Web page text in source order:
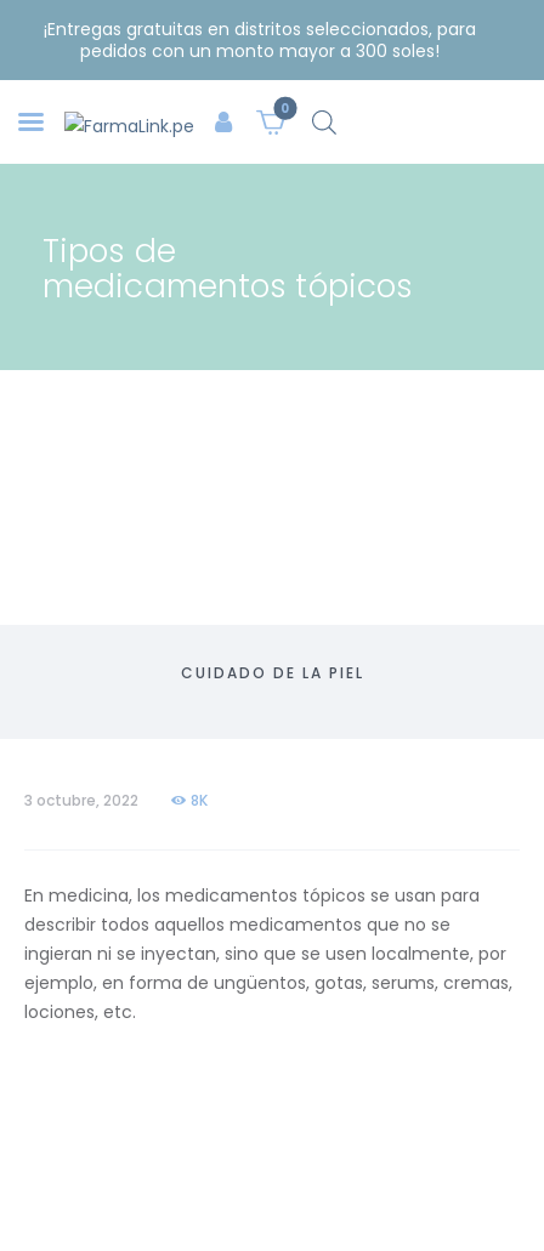
¡Entregas gratuitas en distritos seleccionados, para
pedidos con un monto mayor a 300 soles!
0
Tipos de
medicamentos tópicos
CUIDADO DE LA PIEL
3 octubre, 2022 8K
En medicina, los medicamentos tópicos se usan para
describir todos aquellos medicamentos que no se
ingieran ni se inyectan, sino que se usen localmente, por
ejemplo, en forma de ungüentos, gotas, serums, cremas,
lociones, etc.